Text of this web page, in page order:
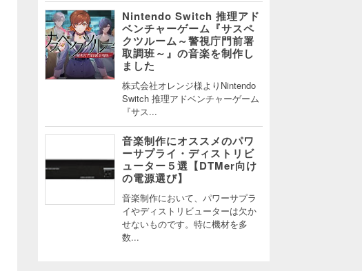
Nintendo Switch 推理アド
ベンチャーゲーム『サスペ
クツルーム～警視庁門前署
取調班～』の音楽を制作し
ました
株式会社オレンジ様よりNintendo
Switch 推理アドベンチャーゲーム
『サス...
音楽制作にオススメのパワ
ーサプライ・ディストリビ
ューター５選【DTMer向け
の電源選び】
音楽制作において、パワーサプラ
イやディストリビューターは欠か
せないものです。特に機材を多
数...